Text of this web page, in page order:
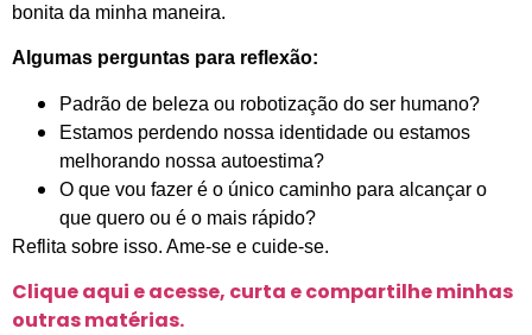
bonita da minha maneira.
Algumas perguntas para reflexão:
Padrão de beleza ou robotização do ser humano?
Estamos perdendo nossa identidade ou estamos
melhorando nossa autoestima?
O que vou fazer é o único caminho para alcançar o
que quero ou é o mais rápido?
Reflita sobre isso. Ame-se e cuide-se.
Clique aqui e acesse, curta e compartilhe minhas
outras matérias.